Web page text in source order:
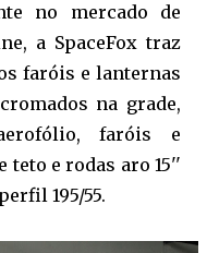
no mercado de
a SpaceFox traz
faróis e lanternas
na grade,
faróis e
teto e rodas aro 15''
195/55.